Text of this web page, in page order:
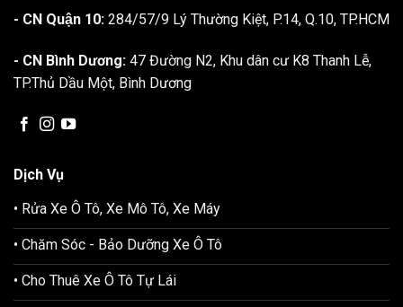
- CN Quận 10: 284/57/9 Lý Thường Kiệt, P.14, Q.10, TP.HCM
- CN Bình Dương: 47 Đường N2, Khu dân cư K8 Thanh Lễ,
TP.Thủ Dầu Một, Bình Dương
Dịch Vụ
• Rửa Xe Ô Tô, Xe Mô Tô, Xe Máy
• Chăm Sóc - Bảo Dưỡng Xe Ô Tô
• Cho Thuê Xe Ô Tô Tự Lái